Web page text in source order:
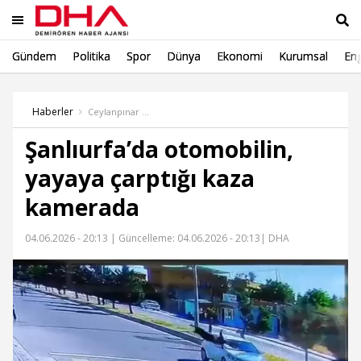
Gündem Politika Spor Dünya Ekonomi Kurumsal
Haberler
Şanlıurfa’da otomobilin,
yayaya çarptığı kaza
kamerada
04.06.2026 - 20:13 | Güncelleme: 04.06.2026 - 20:13 | DHA